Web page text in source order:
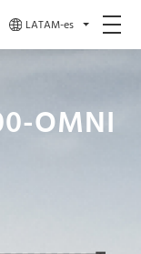
LATAM-es
OMNI